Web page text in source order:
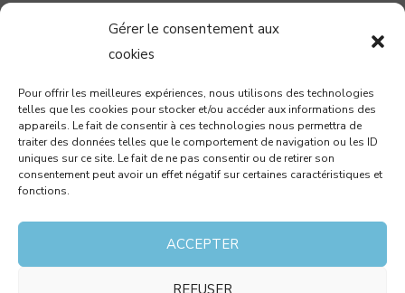
Gérer le consentement aux
cookies
Pour offrir les meilleures expériences, nous utilisons des technologies
telles que les cookies pour stocker et/ou accéder aux informations des
appareils. Le fait de consentir à ces technologies nous permettra de
traiter des données telles que le comportement de navigation ou les ID
uniques sur ce site. Le fait de ne pas consentir ou de retirer son
consentement peut avoir un effet négatif sur certaines caractéristiques et
fonctions.
ACCEPTER
REFUSER
04 99 58 37 40
78 allée John Napier
Atrium du Millénaire
34000 MONTPELLIER